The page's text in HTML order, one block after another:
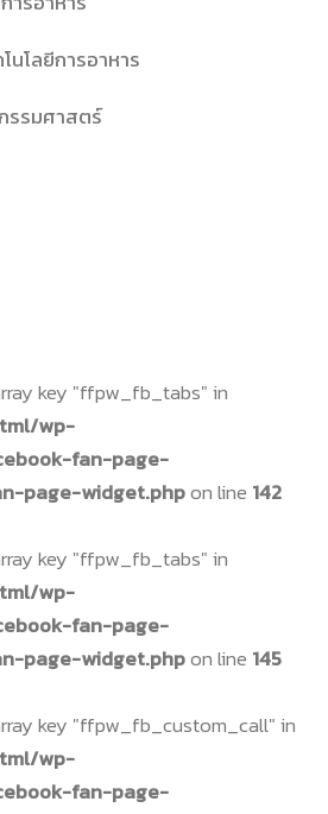
นโลยีการอาหาร
รรมศาสตร์
key "ffpw_fb_tabs" in
wp-
fan-page-
page-widget.phpon line 142
key "ffpw_fb_tabs" in
wp-
fan-page-
page-widget.phpon line 145
key "ffpw_fb_custom_call" in
wp-
fan-page-